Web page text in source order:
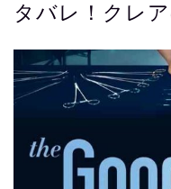
タバレ！クレ